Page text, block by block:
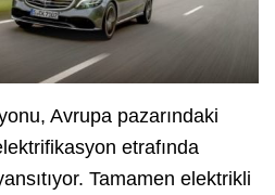
Avrupa pazarındaki
etrafında
Tamamen elektrikli